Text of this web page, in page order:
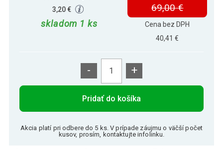
3,20 €
skladom 1 ks
69,00 €
Cena bez DPH
40,41 €
- +
Pridať do košíka
Akcia platí pri odbere do 5 ks. V prípade záujmu o väčší počet
kusov, prosím, kontaktujte infolinku.